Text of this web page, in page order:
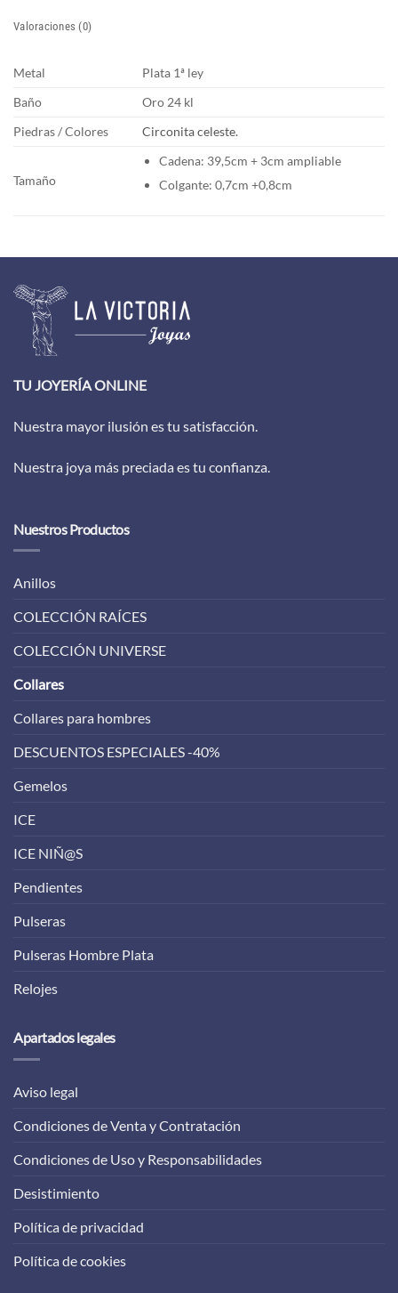
Valoraciones (0)
Metal
Plata 1ª ley
Baño
Oro 24 kl
Piedras / Colores
Circonita celeste.
Tamaño
Cadena: 39,5cm + 3cm ampliable
Colgante: 0,7cm +0,8cm
TU JOYERÍA ONLINE
Nuestra mayor ilusión es tu satisfacción.
Nuestra joya más preciada es tu confianza.
Nuestros Productos
Anillos
COLECCIÓN RAÍCES
COLECCIÓN UNIVERSE
Collares
Collares para hombres
DESCUENTOS ESPECIALES -40%
Gemelos
ICE
ICE NIÑ@S
Pendientes
Pulseras
Pulseras Hombre Plata
Relojes
Apartados legales
Aviso legal
Condiciones de Venta y Contratación
Condiciones de Uso y Responsabilidades
Desistimiento
Política de privacidad
Política de cookies